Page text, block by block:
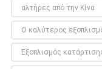
αλτήρες από την Κίνα
Ο καλύτερος
Εξοπλισμός